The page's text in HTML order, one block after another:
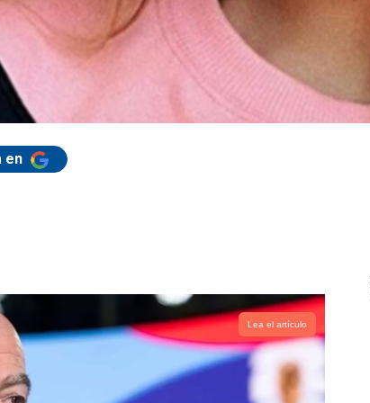
en
Lea el artículo